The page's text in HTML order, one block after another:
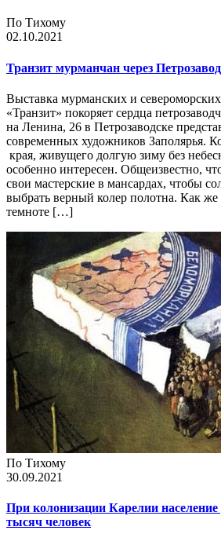
По Тихому
02.10.2021
Транзит мурманчан через
Выставка мурманских и
«Транзит» покоряет сердца
на Ленина, 26 в Петрозаводске
современных художников Заполярья.
края, живущего долгую зиму без
особенно интересен. Общеизвестно,
свои мастерские в мансардах, чтобы
выбрать верный колер полотна. Как
темноте […]
По Тихому
30.09.2021
При колонизации Карелии население
тысяч человек